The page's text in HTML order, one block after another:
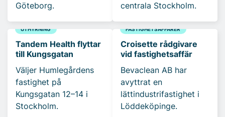
Göteborg.
centrala Stockholm.
UTHYRNING
Tandem Health flyttar
till Kungsgatan
Väljer Humlegårdens
fastighet på
Kungsgatan 12–14 i
Stockholm.
FASTIGHETSAFFÄRER
Croisette rådgivare
vid fastighetsaffär
Bevaclean AB har
avyttrat en
lättindustrifastighet i
Löddeköpinge.